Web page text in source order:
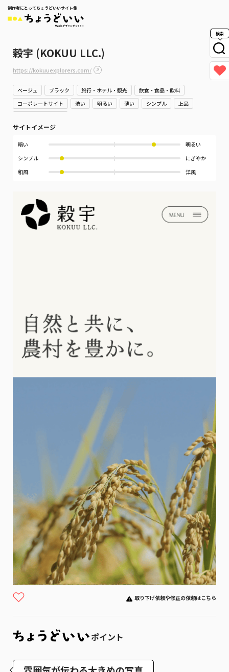
制作者にとってちょうどいいサイト集
検索
穀宇 (KOKUU LLC.)
https://kokuuexplorers.com/
ベージュ ブラック 旅行・ホテル・観光
飲食・食品・飲料
コーポレートサイト
渋い 明るい 薄い シンプル
上品
サイトイメージ
暗い
明るい
シンプル
にぎやか
和風
洋風
取り下げ依頼や修正の依頼はこちら
ポイント